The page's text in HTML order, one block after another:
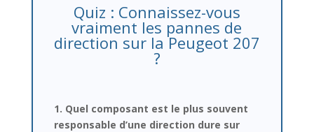
Quiz : Connaissez-vous
vraiment les pannes de
direction sur la Peugeot 207
?
1. Quel composant est le plus souvent
responsable d’une direction dure sur